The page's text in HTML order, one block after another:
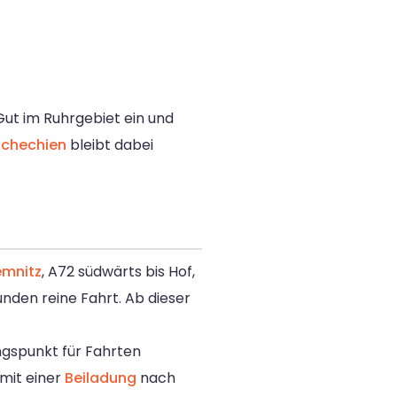
im Ruhrgebiet ein und
bleibt dabei
, A72 südwärts bis Hof,
reine Fahrt. Ab dieser
für Fahrten
einer Beiladung nach